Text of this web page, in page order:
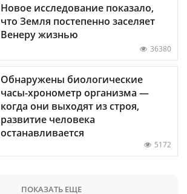
Новое исследование показало,
что Земля постепенно заселяет
Венеру жизнью
36380
Обнаружены биологические
часы-хронометр организма —
когда они выходят из строя,
развитие человека
останавливается
5172
ПОКАЗАТЬ ЕЩЕ